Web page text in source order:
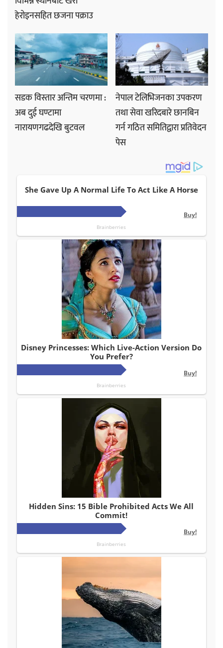
हेरोइनसहित छजना पक्राउ
सडक विस्तार अन्तिम चरणमा :
अब दुई घण्टामा
नारायणगढदेखि बुटवल
नेपाल टेलिभिजनका उपकरण
तथा सेवा खरिदबारे छानबिन
गर्न गठित समितिद्वारा प्रतिवेदन
पेस